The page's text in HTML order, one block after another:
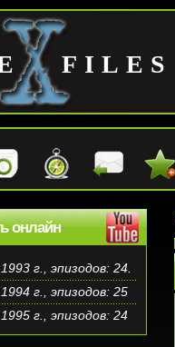
FILES
онлайн
1993 г., эпизодов: 24.
1994 г., эпизодов: 25
1995 г., эпизодов: 24